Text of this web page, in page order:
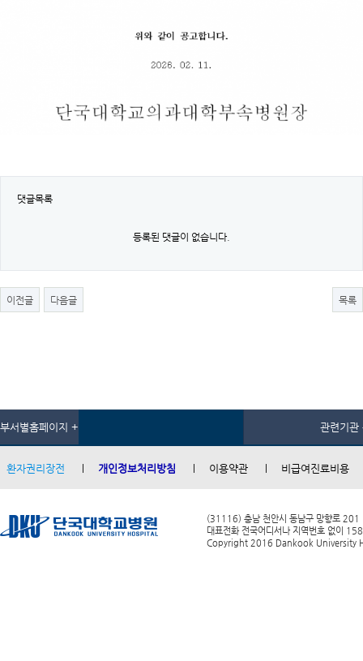
댓글목록
등록된 댓글이 없습니다.
이전글 다음글 목록
부서별홈페이지 + 관련기관
환자권리장전 개인정보처리방침 이용약관 비급여진료비용
(31116) 충남 천안시 동남구 망향로 201
대표전화 전국어디서나 지역번호 없이
Copyright 2016 Dankook University